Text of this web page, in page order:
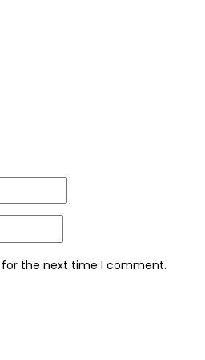
for the next time I comment.